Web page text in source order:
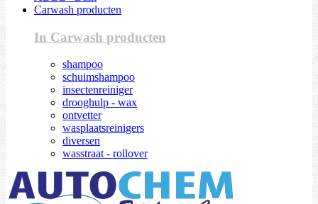
Carwash producten
In Carwash producten
shampoo
schuimshampoo
insectenreiniger
drooghulp - wax
ontvetter
wasplaatsreinigers
diversen
wasstraat - rollover